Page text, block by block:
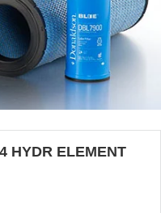
HYDR ELEMENT